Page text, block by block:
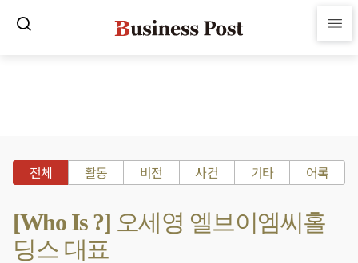
전체 활동 비전 사건 기타 어록
[Who Is ?] 오세영 엘브이엠씨홀
딩스 대표